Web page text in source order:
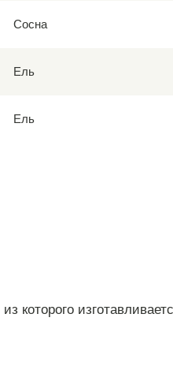
Сосна
Ель
Ель
которого